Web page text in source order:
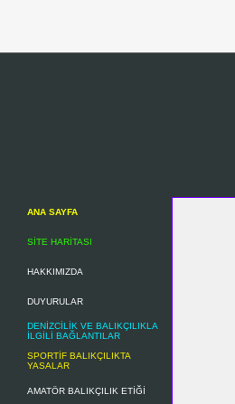
ANA SAYFA
SİTE HARİTASI
HAKKIMIZDA
DUYURULAR
DENİZCİLİK VE BALIKÇILIKLA
İLGİLİ BAĞLANTILAR
SPORTİF BALIKÇILIKTA
YASALAR
AMATÖR BALIKÇILIK ETİĞİ